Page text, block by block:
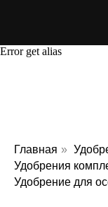
Error get alias
Главная »
Удобрения
Удобрение для